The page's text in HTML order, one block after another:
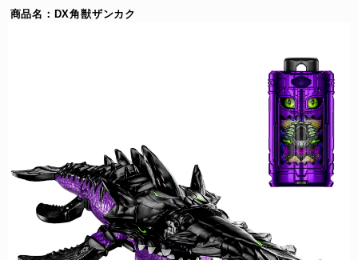
商品名：DX角獣ザンカク